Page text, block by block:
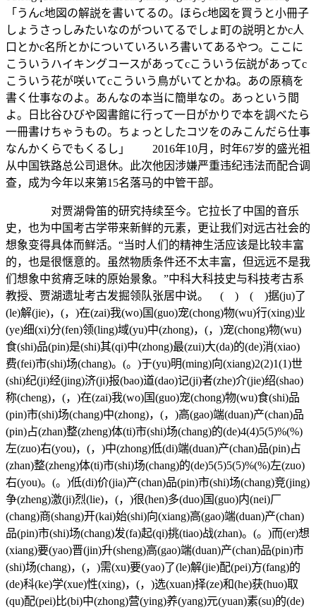
「うんc地図の解説を書いてるの。ほらc地図を買うと小冊子
しょうさっしみたいなのがついてるでしょ町の説明とかc人
口とかc名所とかについていろいろ書いてあるやつ。ここに
こういうハイキングコースがあってcこういう伝説があってc
こういう花が咲いてcこういう鳥がいてとかね。あの原稿を
書く仕事なのよ。あんなの本当に簡単なの。あっという間
よ。日比谷ひびや図書館に行って一日がかりで本を調べたら
一冊書けちゃうもの。ちょっとしたコツをのみこんだら仕事
なんかくらでもくるし」 2016年10月，时年67岁的盛光祖
从中国铁路总公司退休。此次他因涉嫌严重违纪违法而配合调
查，成为今年以来第15名落马的中管干部。
对贾湖骨笛的研究持续至今。它拉长了中国的音乐
史，也为中国考古学带来新鲜的元素，更让我们对远古社会的
想象变得具体而鲜活。“当时人们的精神生活应该是比较丰富
的，也是很惬意的。虽然物质条件还不太丰富，但远远不是我
们想象中贫瘠乏味的原始景象。”中科大科技史与科技考古系
教授、贾湖遗址考古发掘领队张居中说。 ( ) ( )据(ju)了
(le)解(jie)，(，)在(zai)我(wo)国(guo)宠(chong)物(wu)行(xing)业
(ye)细(xi)分(fen)领(ling)域(yu)中(zhong)，(，)宠(chong)物(wu)
食(shi)品(pin)是(shi)其(qi)中(zhong)最(zui)大(da)的(de)消(xiao)
费(fei)市(shi)场(chang)。(。)于(yu)明(ming)向(xiang)2(2)1(1)世
(shi)纪(ji)经(jing)济(ji)报(bao)道(dao)记(ji)者(zhe)介(jie)绍(shao)
称(cheng)，(，)在(zai)我(wo)国(guo)宠(chong)物(wu)食(shi)品
(pin)市(shi)场(chang)中(zhong)，(，)高(gao)端(duan)产(chan)品
(pin)占(zhan)整(zheng)体(ti)市(shi)场(chang)的(de)4(4)5(5)%(%)
左(zuo)右(you)，(，)中(zhong)低(di)端(duan)产(chan)品(pin)占
(zhan)整(zheng)体(ti)市(shi)场(chang)的(de)5(5)5(5)%(%)左(zuo)
右(you)。(。)低(di)价(jia)产(chan)品(pin)市(shi)场(chang)竞(jing)
争(zheng)激(ji)烈(lie)，(，)很(hen)多(duo)国(guo)内(nei)厂
(chang)商(shang)开(kai)始(shi)向(xiang)高(gao)端(duan)产(chan)
品(pin)市(shi)场(chang)发(fa)起(qi)挑(tiao)战(zhan)。(。)而(er)想
(xiang)要(yao)晋(jin)升(sheng)高(gao)端(duan)产(chan)品(pin)市
(shi)场(chang)，(，)需(xu)要(yao)了(le)解(jie)配(pei)方(fang)的
(de)科(ke)学(xue)性(xing)，(，)选(xuan)择(ze)和(he)获(huo)取
(qu)配(pei)比(bi)中(zhong)营(ying)养(yang)元(yuan)素(su)的(de)